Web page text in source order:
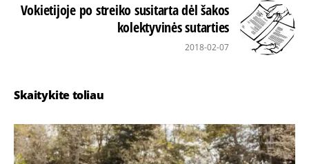
Vokietijoje po streiko susitarta dėl šakos
kolektyvinės sutarties
2018-02-07
Skaitykite toliau